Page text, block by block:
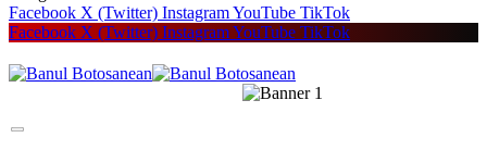
Facebook X (Twitter) InstagramYouTube TikTok
Facebook X (Twitter) InstagramYouTube TikTok